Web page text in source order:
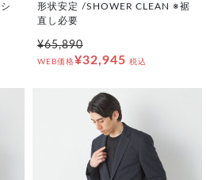
形状安定 /SHOWER CLEAN ※裾
直し必要
¥65,890
WEB価格¥32,945 税込